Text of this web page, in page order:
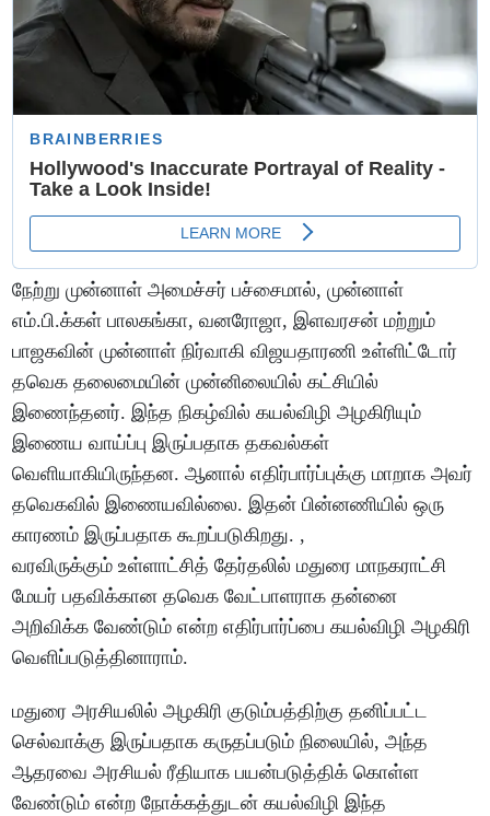
நேற்று முன்னாள் அமைச்சர் பச்சைமால், முன்னாள்
எம்.பி.க்கள் பாலகங்கா, வனரோஜா, இளவரசன் மற்றும்
பாஜகவின் முன்னாள் நிர்வாகி விஜயதாரணி உள்ளிட்டோர்
தவெக தலைமையின் முன்னிலையில் கட்சியில்
இணைந்தனர். இந்த நிகழ்வில் கயல்விழி அழகிரியும்
இணைய வாய்ப்பு இருப்பதாக தகவல்கள்
வெளியாகியிருந்தன. ஆனால் எதிர்பார்ப்புக்கு மாறாக அவர்
தவெகவில் இணையவில்லை. இதன் பின்னணியில் ஒரு
காரணம் இருப்பதாக கூறப்படுகிறது. ,
வரவிருக்கும் உள்ளாட்சித் தேர்தலில் மதுரை மாநகராட்சி
மேயர் பதவிக்கான தவெக வேட்பாளராக தன்னை
அறிவிக்க வேண்டும் என்ற எதிர்பார்ப்பை கயல்விழி அழகிரி
வெளிப்படுத்தினாராம்.
மதுரை அரசியலில் அழகிரி குடும்பத்திற்கு தனிப்பட்ட
செல்வாக்கு இருப்பதாக கருதப்படும் நிலையில், அந்த
ஆதரவை அரசியல் ரீதியாக பயன்படுத்திக் கொள்ள
வேண்டும் என்ற நோக்கத்துடன் கயல்விழி இந்த